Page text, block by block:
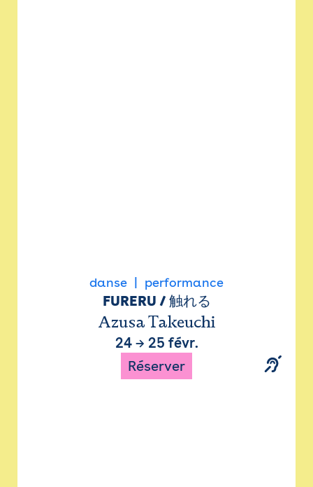
danse performance
FURERU / 触れる
Azusa Takeuchi
24→ 25 févr.
Réserver